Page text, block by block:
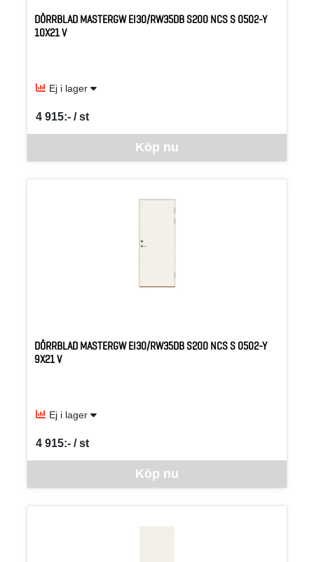
DÖRRBLAD MASTERGW EI30/RW35DB S200 NCS S 0502-Y
10X21 V
Ej i lager
Köp nu
4 915:- / st
SEK per ST
DÖRRBLAD MASTERGW EI30/RW35DB S200 NCS S 0502-Y
9X21 V
Ej i lager
Köp nu
4 915:- / st
SEK per ST